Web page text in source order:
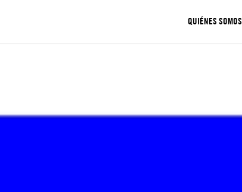
QUIÉNES SOMOS